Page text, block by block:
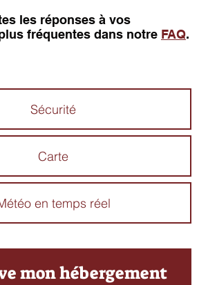
les réponses à vos
fréquentes dans notre FAQ.
Sécurité
Carte
en temps réel
mon hébergement